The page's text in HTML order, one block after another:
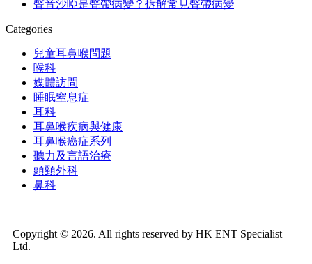
聲音沙啞是聲帶病變？拆解常見聲帶病變
Categories
兒童耳鼻喉問題
喉科
媒體訪問
睡眠窒息症
耳科
耳鼻喉疾病與健康
耳鼻喉癌症系列
聽力及言語治療
頭頸外科
鼻科
Copyright © 2026. All rights reserved by HK ENT Specialist
Ltd.